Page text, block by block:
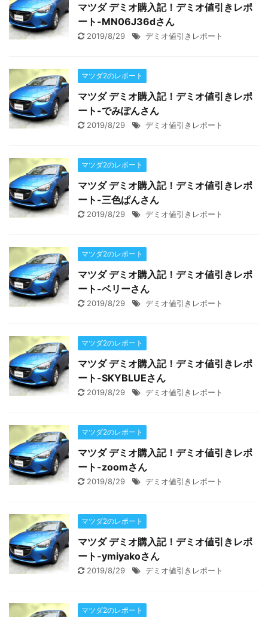
マツダ デミオ購入記！デミオ値引きレポ
ート-MN06J36dさん
2019/8/29 デミオ値引きレポート
マツダ2のレポート
マツダ デミオ購入記！デミオ値引きレポ
ート-でみぽんさん
2019/8/29 デミオ値引きレポート
マツダ2のレポート
マツダ デミオ購入記！デミオ値引きレポ
ート-三色ぱんさん
2019/8/29 デミオ値引きレポート
マツダ2のレポート
マツダ デミオ購入記！デミオ値引きレポ
ート-ベリーさん
2019/8/29 デミオ値引きレポート
マツダ2のレポート
マツダ デミオ購入記！デミオ値引きレポ
ート-SKYBLUEさん
2019/8/29 デミオ値引きレポート
マツダ2のレポート
マツダ デミオ購入記！デミオ値引きレポ
ート-zoomさん
2019/8/29 デミオ値引きレポート
マツダ2のレポート
マツダ デミオ購入記！デミオ値引きレポ
ート-ymiyakoさん
2019/8/29 デミオ値引きレポート
マツダ2のレポート